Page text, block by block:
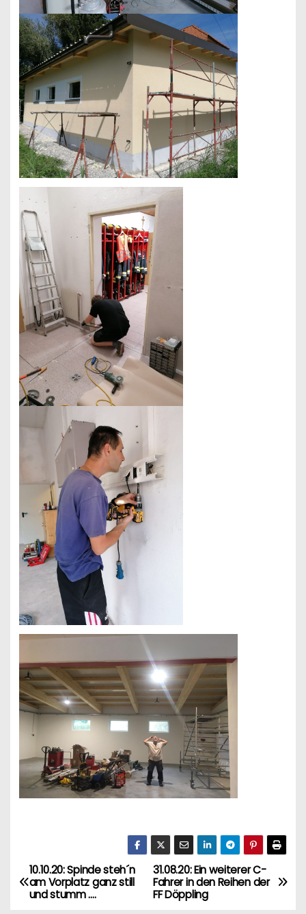
B
e
31.08.20: Ein weiterer C-
Fahrer in den Reihen der
FF Döppling
10.10.20: Spinde steh´n
am Vorplatz ganz still
und stumm ….